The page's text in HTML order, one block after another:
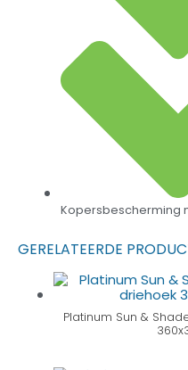
Kopersbescherming
GERELATEERDE
Platinum Sun &